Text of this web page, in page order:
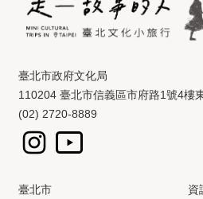
臺北市政府文化局
110204 臺北市信義區市府路1號4樓
(02) 2720-8889
臺北市 資